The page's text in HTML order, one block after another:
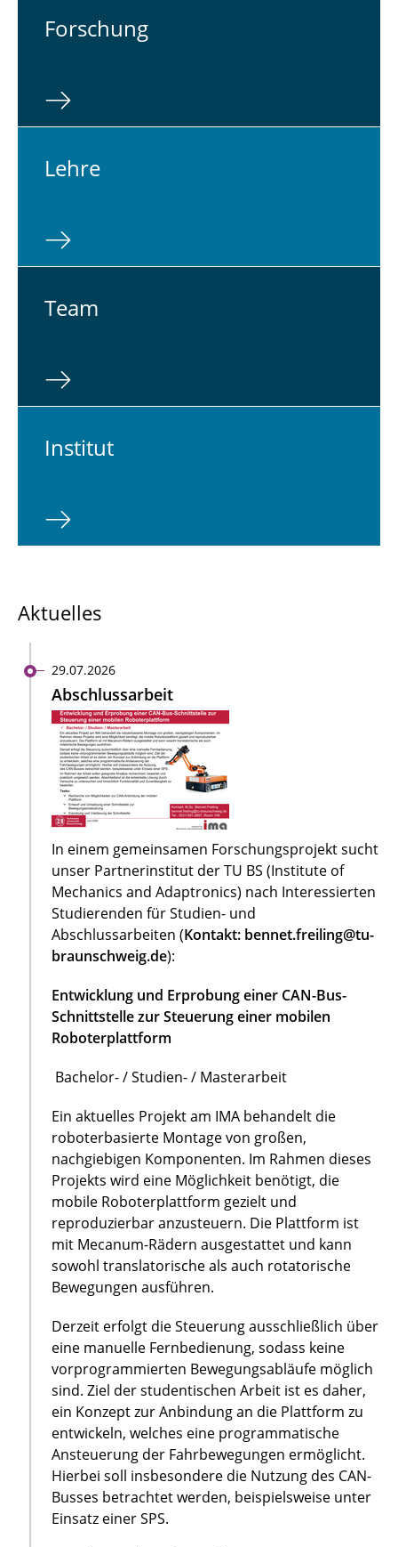
For­schung
Lehre
Team
In­sti­tut
Aktuelles
29.07.2026
Abschlussarbeit
In einem gemeinsamen Forschungsprojekt sucht
unser Partnerinstitut der TU BS (Institute of
Mechanics and Adaptronics) nach Interessierten
Studierenden für Studien- und
Abschlussarbeiten (Kontakt: bennet.freiling@tu-
braunschweig.de):
Entwicklung und Erprobung einer CAN-Bus-
Schnittstelle zur Steuerung einer mobilen
Roboterplattform
Bachelor- / Studien- / Masterarbeit
Ein aktuelles Projekt am IMA behandelt die
roboterbasierte Montage von großen,
nachgiebigen Komponenten. Im Rahmen dieses
Projekts wird eine Möglichkeit benötigt, die
mobile Roboterplattform gezielt und
reproduzierbar anzusteuern. Die Plattform ist
mit Mecanum-Rädern ausgestattet und kann
sowohl translatorische als auch rotatorische
Bewegungen ausführen.
Derzeit erfolgt die Steuerung ausschließlich über
eine manuelle Fernbedienung, sodass keine
vorprogrammierten Bewegungsabläufe möglich
sind. Ziel der studentischen Arbeit ist es daher,
ein Konzept zur Anbindung an die Plattform zu
entwickeln, welches eine programmatische
Ansteuerung der Fahrbewegungen ermöglicht.
Hierbei soll insbesondere die Nutzung des CAN-
Busses betrachtet werden, beispielsweise unter
Einsatz einer SPS.